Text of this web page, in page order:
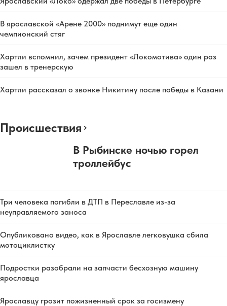
В ярославской «Арене 2000» поднимут еще один
чемпионский стяг
Хартли вспомнил, зачем президент «Локомотива» один раз
зашел в тренерскую
Хартли рассказал о звонке Никитину после победы в Казани
Происшествия
В Рыбинске ночью горел
троллейбус
Три человека погибли в ДТП в Переславле из-за
неуправляемого заноса
Опубликовано видео, как в Ярославле легковушка сбила
мотоциклистку
Подростки разобрали на запчасти бесхозную машину
ярославца
Ярославцу грозит пожизненный срок за госизмену